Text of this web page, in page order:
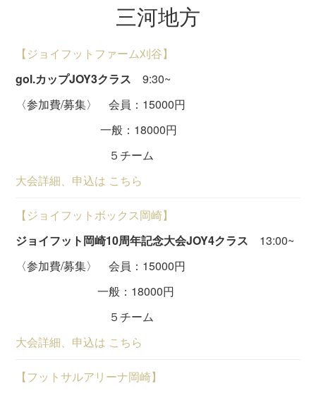
三河地方
【ジョイフットファーム刈谷】
gol.カップJOY3クラス 9:30~
〈参加費/募集〉 会員：15000円
一般：18000円
５チーム
大会詳細、申込は こちら
【ジョイフットボックス岡崎】
ジョイフット岡崎10周年記念大会JOY4クラス 13:00~
〈参加費/募集〉 会員：15000円
一般：18000円
５チーム
大会詳細、申込は こちら
【フットサルアリーナ岡崎】